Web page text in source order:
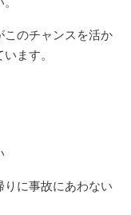
このチャンスを活か
ます。
りに事故にあわない